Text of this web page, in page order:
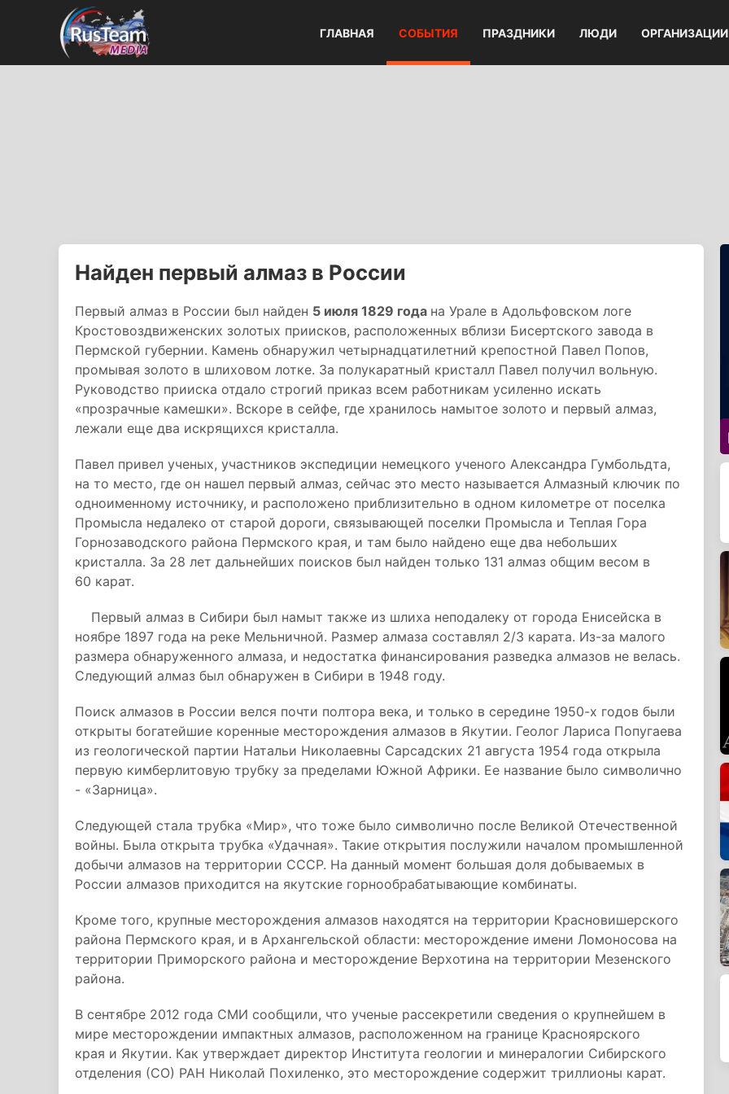
ГЛАВНАЯ СОБЫТИЯ ПРАЗДНИКИ ЛЮДИ ОРГАНИЗАЦИИ
Найден первый алмаз в России
Первый алмаз в России был найден 5 июля 1829 года на Урале в Адольфовском логе
Кростовоздвиженских золотых приисков, расположенных вблизи Бисертского завода в
Пермской губернии. Камень обнаружил четырнадцатилетний крепостной Павел Попов,
промывая золото в шлиховом лотке. За полукаратный кристалл Павел получил вольную.
Руководство прииска отдало строгий приказ всем работникам усиленно искать
«прозрачные камешки». Вскоре в сейфе, где хранилось намытое золото и первый алмаз,
лежали еще два искрящихся кристалла.
Павел привел ученых, участников экспедиции немецкого ученого Александра Гумбольдта,
на то место, где он нашел первый алмаз, сейчас это место называется Алмазный ключик по
одноименному источнику, и расположено приблизительно в одном километре от поселка
Промысла недалеко от старой дороги, связывающей поселки Промысла и Теплая Гора
Горнозаводского района Пермского края, и там было найдено еще два небольших
кристалла. За 28 лет дальнейших поисков был найден только 131 алмаз общим весом в
60 карат.
Первый алмаз в Сибири был намыт также из шлиха неподалеку от города Енисейска в
ноябре 1897 года на реке Мельничной. Размер алмаза составлял 2/3 карата. Из-за малого
размера обнаруженного алмаза, и недостатка финансирования разведка алмазов не велась.
Следующий алмаз был обнаружен в Сибири в 1948 году.
Поиск алмазов в России велся почти полтора века, и только в середине 1950-х годов были
открыты богатейшие коренные месторождения алмазов в Якутии. Геолог Лариса Попугаева
из геологической партии Натальи Николаевны Сарсадских 21 августа 1954 года открыла
первую кимберлитовую трубку за пределами Южной Африки. Ее название было символично
- «Зарница».
Следующей стала трубка «Мир», что тоже было символично после Великой Отечественной
войны. Была открыта трубка «Удачная». Такие открытия послужили началом промышленной
добычи алмазов на территории СССР. На данный момент большая доля добываемых в
России алмазов приходится на якутские горнообрабатывающие комбинаты.
Кроме того, крупные месторождения алмазов находятся на территории Красновишерского
района Пермского края, и в Архангельской области: месторождение имени Ломоносова на
территории Приморского района и месторождение Верхотина на территории Мезенского
района.
В сентябре 2012 года СМИ сообщили, что ученые рассекретили сведения о крупнейшем в
мире месторождении импактных алмазов, расположенном на границе Красноярского
края и Якутии. Как утверждает директор Института геологии и минералогии Сибирского
отделения (СО) РАН Николай Похиленко, это месторождение содержит триллионы карат.